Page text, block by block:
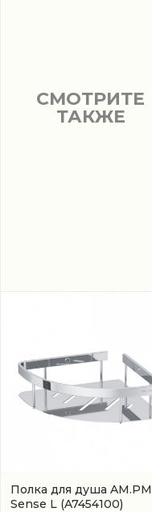
СМОТРИТЕ
ТАКЖЕ
Полка для душа AM.PM
Sense L (A7454100)